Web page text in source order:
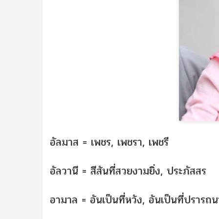
อัลมาส = เพชร, เพชรา, เพชรี
อัลวานี = สีสันที่สวยงามยิ่ง, ประภัสสร
อามาล = อันเป็นที่หวัง, อันเป็นที่ปรารถ